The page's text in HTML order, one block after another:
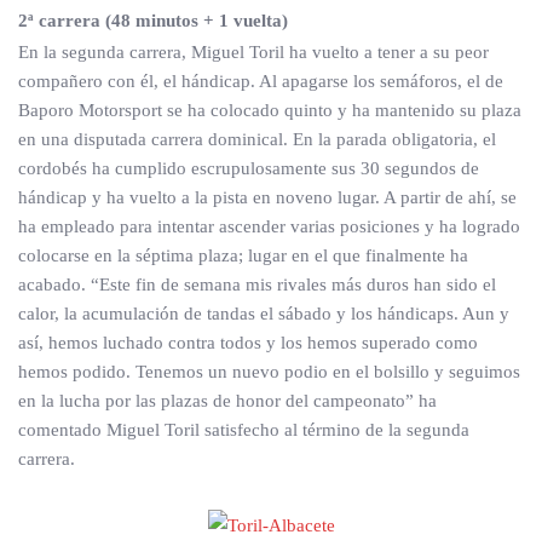
2ª carrera (48 minutos + 1 vuelta)
En la segunda carrera, Miguel Toril ha vuelto a tener a su peor
compañero con él, el hándicap. Al apagarse los semáforos, el de
Baporo Motorsport se ha colocado quinto y ha mantenido su plaza
en una disputada carrera dominical. En la parada obligatoria, el
cordobés ha cumplido escrupulosamente sus 30 segundos de
hándicap y ha vuelto a la pista en noveno lugar. A partir de ahí, se
ha empleado para intentar ascender varias posiciones y ha logrado
colocarse en la séptima plaza; lugar en el que finalmente ha
acabado. “Este fin de semana mis rivales más duros han sido el
calor, la acumulación de tandas el sábado y los hándicaps. Aun y
así, hemos luchado contra todos y los hemos superado como
hemos podido. Tenemos un nuevo podio en el bolsillo y seguimos
en la lucha por las plazas de honor del campeonato” ha
comentado Miguel Toril satisfecho al término de la segunda
carrera.